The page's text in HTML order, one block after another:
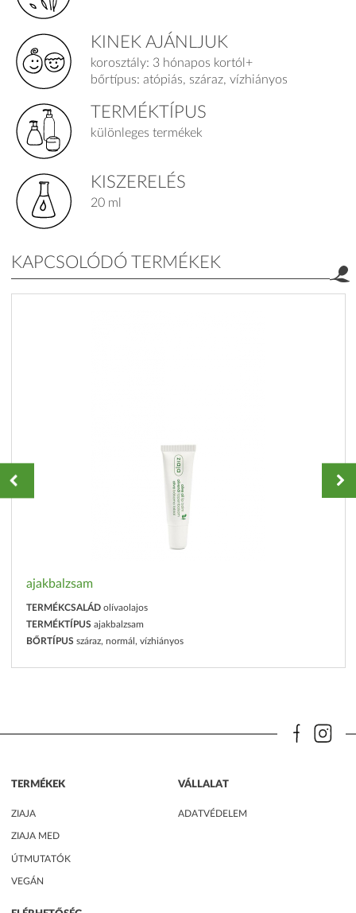
KINEK AJÁNLJUK
korosztály: 3 hónapos kortól+
bőrtípus: atópiás, száraz, vízhiányos
TERMÉKTÍPUS
különleges termékek
KISZERELÉS
20 ml
KAPCSOLÓDÓ TERMÉKEK
ajakbalzsam
TERMÉKCSALÁD olívaolajos
TERMÉKTÍPUS ajakbalzsam
BŐRTÍPUS száraz, normál, vízhiányos
TERMÉKEK
ZIAJA
ZIAJA MED
ÚTMUTATÓK
VEGÁN
VÁLLALAT
ADATVÉDELEM